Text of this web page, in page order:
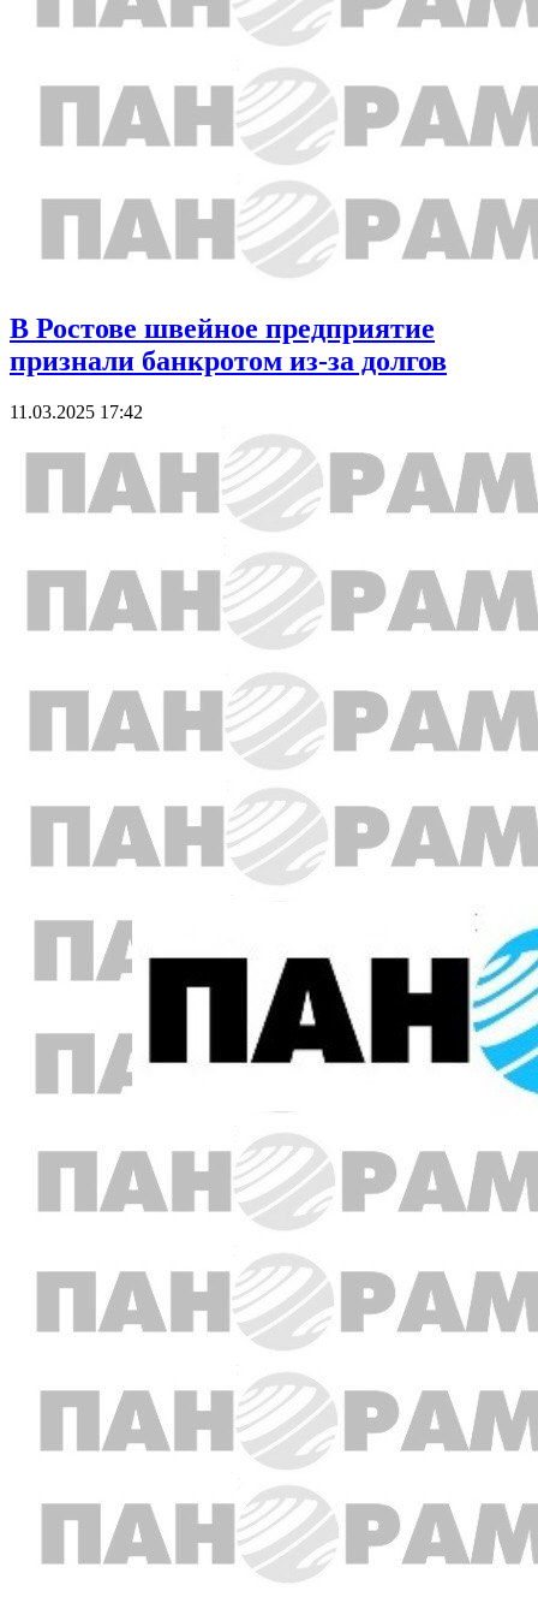
В Ростове швейное предприятие
признали банкротом из-за долгов
11.03.2025 17:42